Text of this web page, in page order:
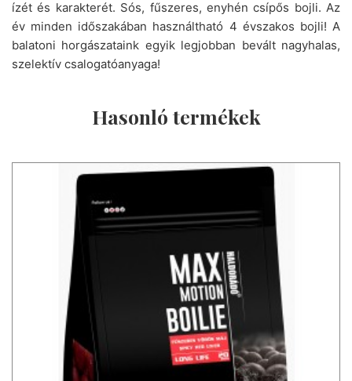
ízét és karakterét. Sós, fűszeres, enyhén csípős bojli. Az
év minden időszakában használtható 4 évszakos bojli! A
balatoni horgászataink egyik legjobban bevált nagyhalas,
szelektív csalogatóanyaga!
Hasonló termékek